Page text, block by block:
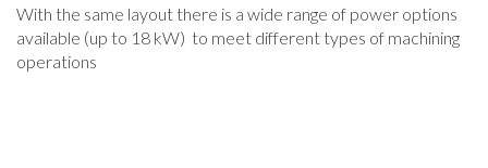
With the same layout there is a wide range of power options
available (up to 18 kW) to meet different types of machining
operations